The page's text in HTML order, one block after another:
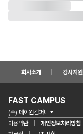
회사소개 강사지원
FAST CAMPUS
(주) 데이원컴퍼니
이용약관
개인정보처리방침